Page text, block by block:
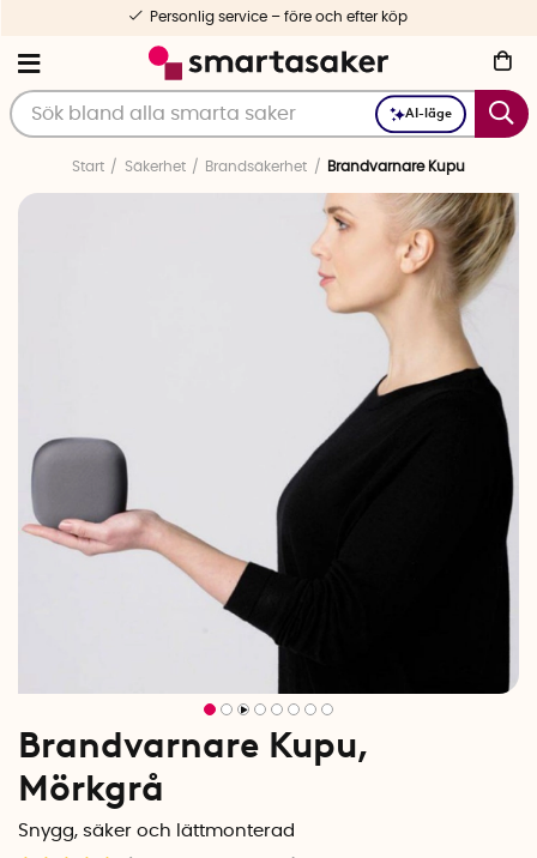
AI-läge
Personlig service – före och efter köp
Start Säkerhet Brandsäkerhet Brandvarnare Kupu
Brandvarnare Kupu,
Mörkgrå
Snygg, säker och lättmonterad